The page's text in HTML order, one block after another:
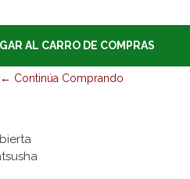
← Continúa Comprando